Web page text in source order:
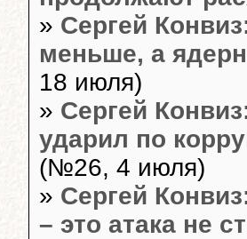
» Сергей
меньше, а
18 июля)
» Сергей
ударил по
(№26, 4 июля)
» Сергей
– это атака не